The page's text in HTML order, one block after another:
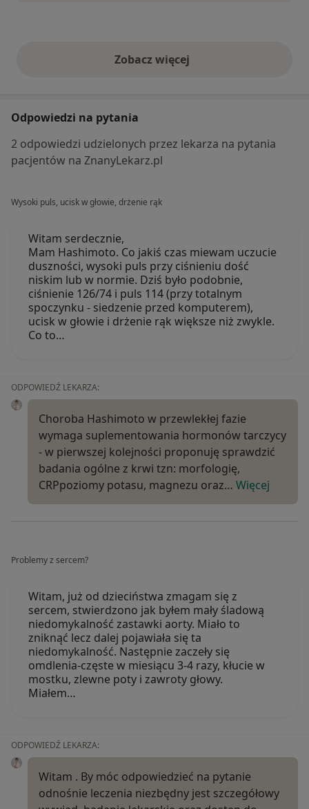
Zobacz więcejopinie powyżej
Odpowiedzi na pytania
2 odpowiedzi udzielonych przez lekarza na pytania
pacjentów na ZnanyLekarz.pl
Wysoki puls, ucisk w głowie, drżenie rąk
Witam serdecznie,
Mam Hashimoto. Co jakiś czas miewam uczucie
duszności, wysoki puls przy ciśnieniu dość
niskim lub w normie. Dziś było podobnie,
ciśnienie 126/74 i puls 114 (przy totalnym
spoczynku - siedzenie przed komputerem),
ucisk w głowie i drżenie rąk większe niż zwykle.
Co to…
ODPOWIEDŹ LEKARZA:
Choroba Hashimoto w przewlekłej fazie
wymaga suplementowania hormonów tarczycy
- w pierwszej kolejności proponuję sprawdzić
badania ogólne z krwi tzn: morfologię,
CRPpoziomy potasu, magnezu oraz… Więcej
Problemy z sercem?
Witam, już od dzieciństwa zmagam się z
sercem, stwierdzono jak byłem mały śladową
niedomykalność zastawki aorty. Miało to
zniknąć lecz dalej pojawiała się ta
niedomykalność. Następnie zaczeły się
omdlenia-częste w miesiącu 3-4 razy, kłucie w
mostku, zlewne poty i zawroty głowy.
Miałem…
ODPOWIEDŹ LEKARZA:
Witam . By móc odpowiedzieć na pytanie
odnośnie leczenia niezbędny jest szczegółowy